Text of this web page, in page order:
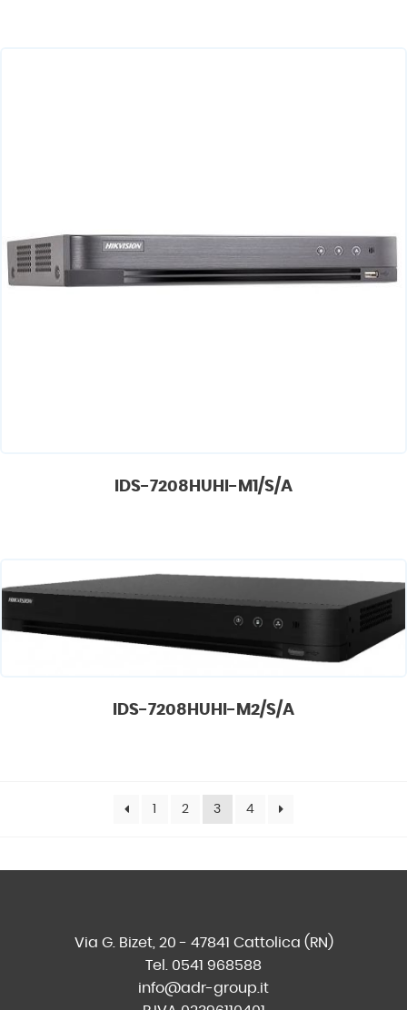
IDS-7208HUHI-M1/S/A
IDS-7208HUHI-M2/S/A
2 3 4
Via G. Bizet, 20 - 47841 Cattolica (RN)
Tel. 0541 968588
info@adr-group.it